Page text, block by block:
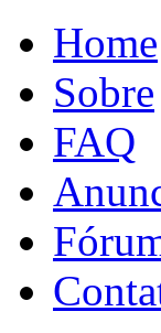
Home
Sobre
FAQ